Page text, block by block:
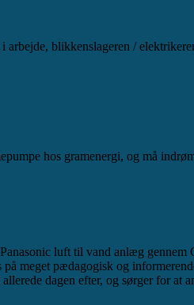
blikkenslageren /
hos gramenergi, og må
luft til vand anlæg
meget pædagogisk og
dagen efter, og sørger for